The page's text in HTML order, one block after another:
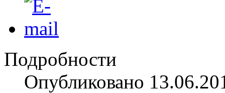
Подробности
Опубликовано